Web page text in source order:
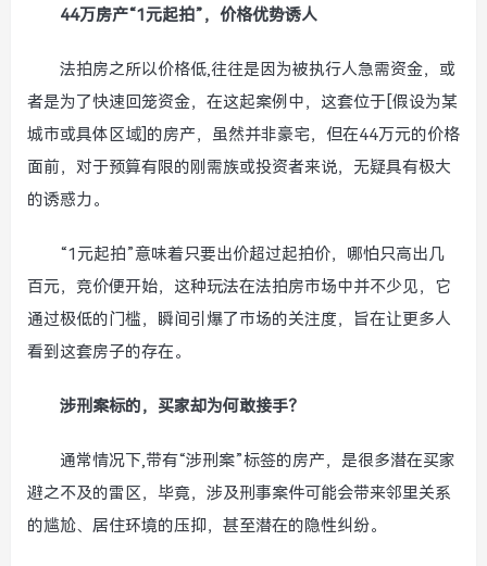
44万房产“1元起拍”，价格优势诱人
法拍房之所以价格低,往往是因为被执行人急需资金，或
者是为了快速回笼资金，在这起案例中，这套位于[假设为某
城市或具体区域]的房产，虽然并非豪宅，但在44万元的价格
面前，对于预算有限的刚需族或投资者来说，无疑具有极大
的诱惑力。
“1元起拍”意味着只要出价超过起拍价，哪怕只高出几
百元，竞价便开始，这种玩法在法拍房市场中并不少见，它
通过极低的门槛，瞬间引爆了市场的关注度，旨在让更多人
看到这套房子的存在。
涉刑案标的，买家却为何敢接手？
通常情况下,带有“涉刑案”标签的房产，是很多潜在买家
避之不及的雷区，毕竟，涉及刑事案件可能会带来邻里关系
的尴尬、居住环境的压抑，甚至潜在的隐性纠纷。